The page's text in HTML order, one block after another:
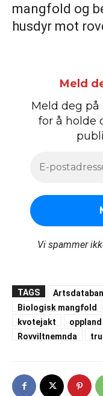
mangfold og
husdyr mot
Meld
Meld deg på
for å holde
Vi spammer
TAGS
Biologisk mangfold
kvotejakt
oppland
Rovviltnemnda